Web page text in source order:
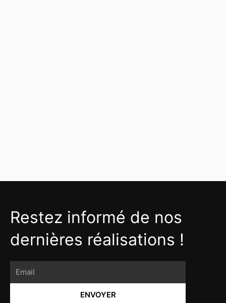
Restez informé de nos
dernières réalisations !
ENVOYER